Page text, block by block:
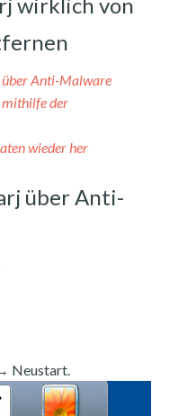
über Anti-Malware
mithilfe der
wieder her
über Anti-
Neustart.